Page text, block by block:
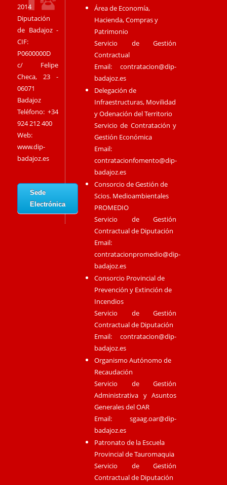
2014
Diputación
de Badajoz -
CIF:
P0600000D
c/ Felipe
Checa, 23 -
06071
Badajoz
Teléfono: +34
924 212 400
Web:
www.dip-
badajoz.es
Sede
Electrónica
Área de Economía,
Hacienda, Compras y
Patrimonio
Servicio de Gestión
Contractual
Email:contratacion@dip-
badajoz.es
Delegación de
Infraestructuras, Movilidad
y Odenación del Territorio
Servicio de Contratación y
Gestión Económica
Email:
contratacionfomento@dip-
badajoz.es
Consorcio de Gestión de
Scios. Medioambientales
PROMEDIO
Servicio de Gestión
Contractual de Diputación
Email:
contratacionpromedio@dip-
badajoz.es
Consorcio Provincial de
Prevención y Extinción de
Incendios
Servicio de Gestión
Contractual de Diputación
Email:contratacion@dip-
badajoz.es
Organismo Autónomo de
Recaudación
Servicio de Gestión
Administrativa y Asuntos
Generales del OAR
Email:sgaag.oar@dip-
badajoz.es
Patronato de la Escuela
Provincial de Tauromaquia
Servicio de Gestión
Contractual de Diputación